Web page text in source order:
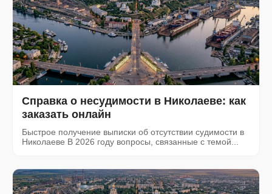
Справка о несудимости в Николаеве: как
заказать онлайн
Быстрое получение выписки об отсутствии судимости в
Николаеве В 2026 году вопросы, связанные с темой...